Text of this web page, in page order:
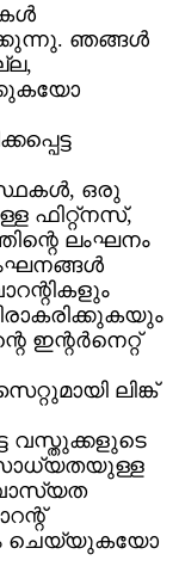
ഞങ്ങൾ
ഒരു
ഫിറ്റ്നസ്,
ലംഘനം
ഇന്റർനെറ്റ്
ലിങ്ക്
വസ്തുക്കളുടെ
ചെയ്യുകയോ